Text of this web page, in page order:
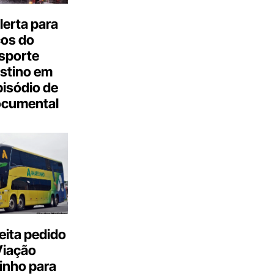
para
do
em
de
pedido
para